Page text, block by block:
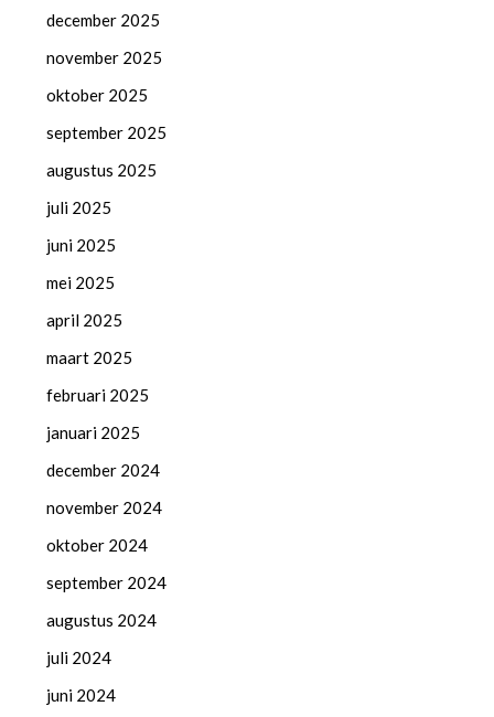
december 2025
november 2025
oktober 2025
september 2025
augustus 2025
juli 2025
juni 2025
mei 2025
april 2025
maart 2025
februari 2025
januari 2025
december 2024
november 2024
oktober 2024
september 2024
augustus 2024
juli 2024
juni 2024